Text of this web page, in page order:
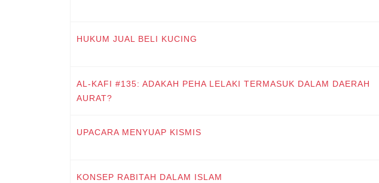
HUKUM JUAL BELI KUCING
AL-KAFI #135: ADAKAH PEHA LELAKI TERMASUK DALAM DAERAH
AURAT?
UPACARA MENYUAP KISMIS
KONSEP RABITAH DALAM ISLAM